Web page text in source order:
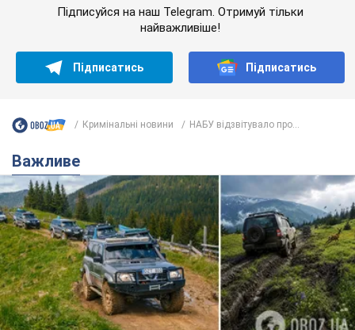
Підписуйся на наш Telegram. Отримуй тільки
найважливіше!
Підписатись Підписатись
Кримінальні новини НАБУ відзвітувало про...
Важливе